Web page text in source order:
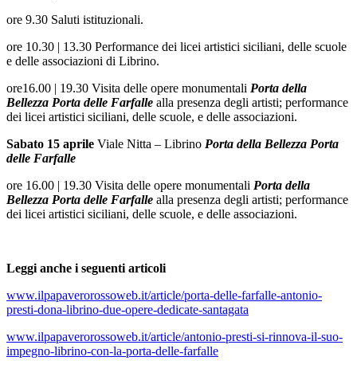
ore 9.30 Saluti istituzionali.
ore 10.30 | 13.30 Performance dei licei artistici siciliani, delle scuole
e delle associazioni di Librino.
ore16.00 | 19.30 Visita delle opere monumentali Porta della
Bellezza Porta delle Farfalle alla presenza degli artisti; performance
dei licei artistici siciliani, delle scuole, e delle associazioni.
Sabato 15 aprile Viale Nitta – Librino Porta della Bellezza Porta
delle Farfalle
ore 16.00 | 19.30 Visita delle opere monumentali Porta della
Bellezza Porta delle Farfalle alla presenza degli artisti; performance
dei licei artistici siciliani, delle scuole, e delle associazioni.
Leggi anche i seguenti articoli
www.ilpapaverorossoweb.it/article/porta-delle-farfalle-antonio-
presti-dona-librino-due-opere-dedicate-santagata
www.ilpapaverorossoweb.it/article/antonio-presti-si-rinnova-il-suo-
impegno-librino-con-la-porta-delle-farfalle